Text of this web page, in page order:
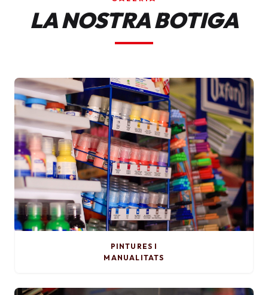
LA NOSTRA BOTIGA
PINTURES I
MANUALITATS